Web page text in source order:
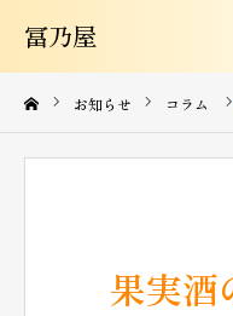
冨乃屋
お知らせ コラム
果実酒
冨乃屋
冨乃屋について
商品紹介